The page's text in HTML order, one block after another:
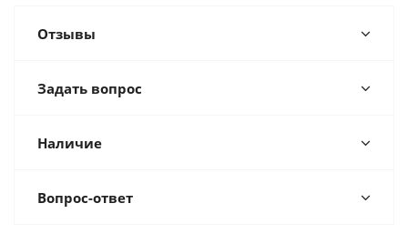
Отзывы
Задать вопрос
Наличие
Вопрос-ответ